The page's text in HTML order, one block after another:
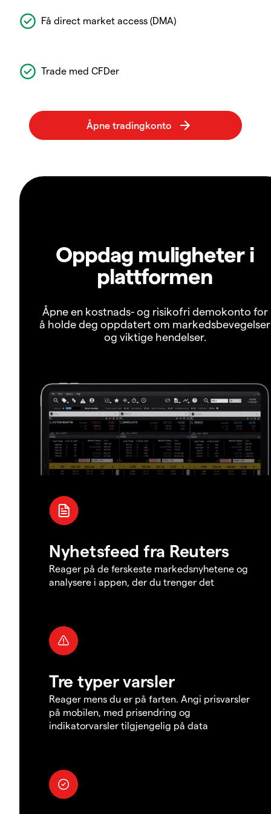
Få direct market access (DMA)
Trade med CFDer
Oppdag muligheter i
plattformen
Åpne en kostnads- og risikofri demokonto for
å holde deg oppdatert om markedsbevegelser
og viktige hendelser.
Nyhetsfeed fra Reuters
Reager på de ferskeste markedsnyhetene og
analysere i appen, der du trenger det
Tre typer varsler
Reager mens du er på farten. Angi prisvarsler
på mobilen, med prisendring og
indikatorvarsler tilgjengelig på data